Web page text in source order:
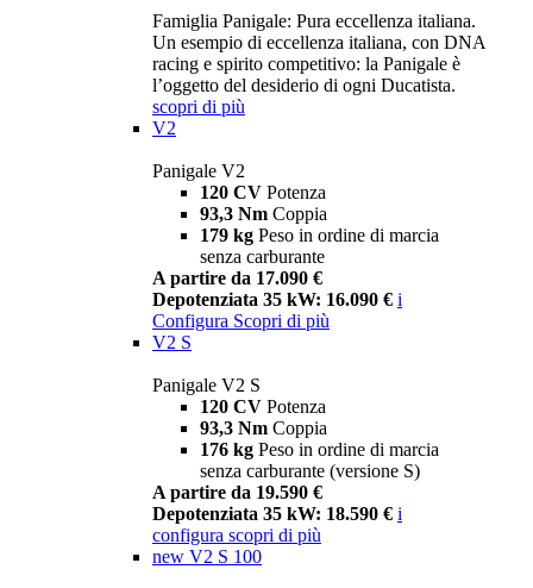
Famiglia Panigale: Pura eccellenza italiana.
Un esempio di eccellenza italiana, con DNA
racing e spirito competitivo: la Panigale è
l’oggetto del desiderio di ogni Ducatista.
scopri di più
V2
Panigale V2
120 CV Potenza
93,3 Nm Coppia
179 kg Peso in ordine di marcia
senza carburante
A partire da 17.090 €
Depotenziata 35 kW: 16.090 € i
Configura Scopri di più
V2 S
Panigale V2 S
120 CV Potenza
93,3 Nm Coppia
176 kg Peso in ordine di marcia
senza carburante (versione S)
A partire da 19.590 €
Depotenziata 35 kW: 18.590 € i
configura scopri di più
new V2 S 100